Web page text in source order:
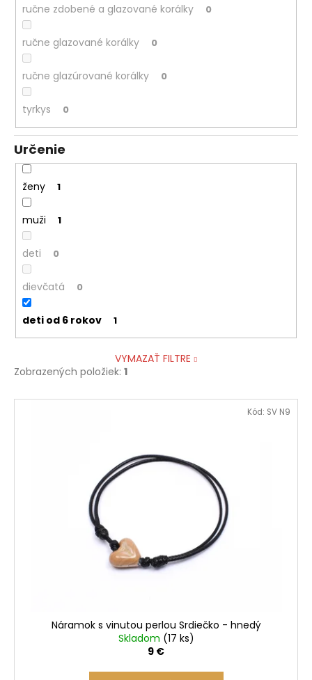
ručne zdobené a glazované korálky 0
ručne glazované korálky 0
ručne glazúrované korálky 0
tyrkys 0
Určenie
ženy 1
muži 1
deti 0
dievčatá 0
deti od 6 rokov 1
VYMAZAŤ FILTRE
Zobrazených položiek: 1
V
Náramok s vinutou perlou Srdiečko - hnedý
Skladom (17 ks)
9 €
Kód: SV N9